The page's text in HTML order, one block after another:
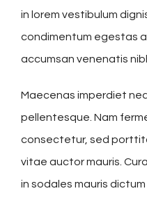
in lorem vestibulum
condimentum egestas
accumsan venenatis
Maecenas imperdiet
pellentesque. Nam
consectetur, sed
vitae auctor mauris.
in sodales mauris